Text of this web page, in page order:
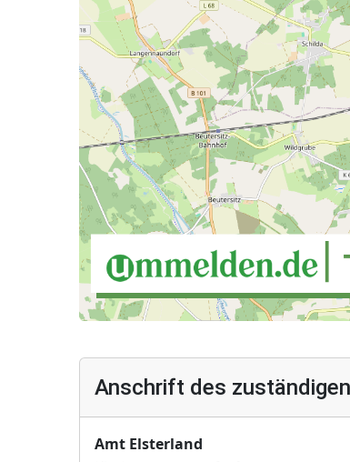
Anschrift des
Amt Elsterland